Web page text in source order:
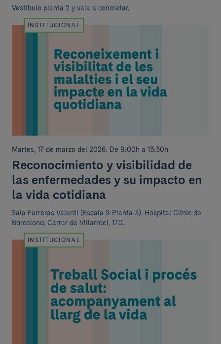
Vestíbulo planta 2 y sala a concretar.
INSTITUCIONAL
Martes, 17 de marzo del 2026. De 9:00h a 13:30h
Reconocimiento y visibilidad de
las enfermedades y su impacto en
la vida cotidiana
Sala Farreras Valentí (Escala 9 Planta 3). Hospital Clínic de
Barcelona, Carrer de Villarroel, 170..
INSTITUCIONAL